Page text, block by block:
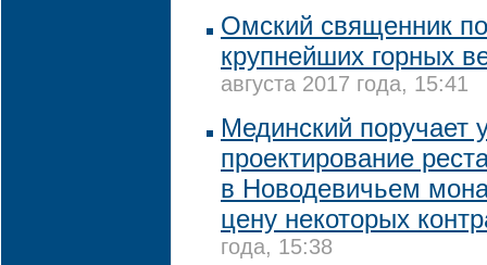
Омский священник
крупнейших горных
августа 2017 года, 15:41
Мединский поручает
проектирование
в Новодевичьем
цену некоторых
года, 15:38